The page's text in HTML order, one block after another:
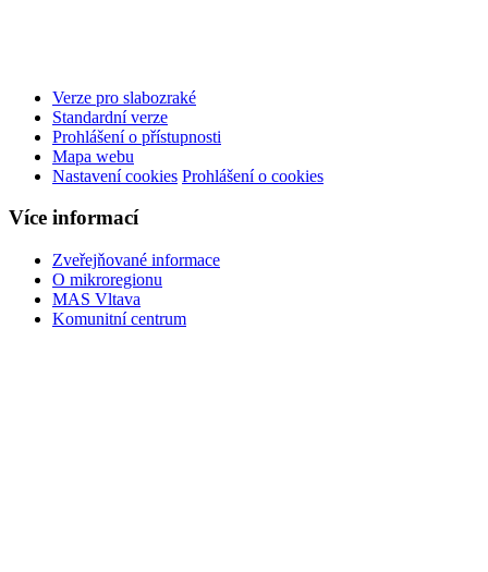
Verze pro slabozraké
Standardní verze
Prohlášení o přístupnosti
Mapa webu
Nastavení cookies Prohlášení o cookies
Více informací
Zveřejňované informace
O mikroregionu
MAS Vltava
Komunitní centrum